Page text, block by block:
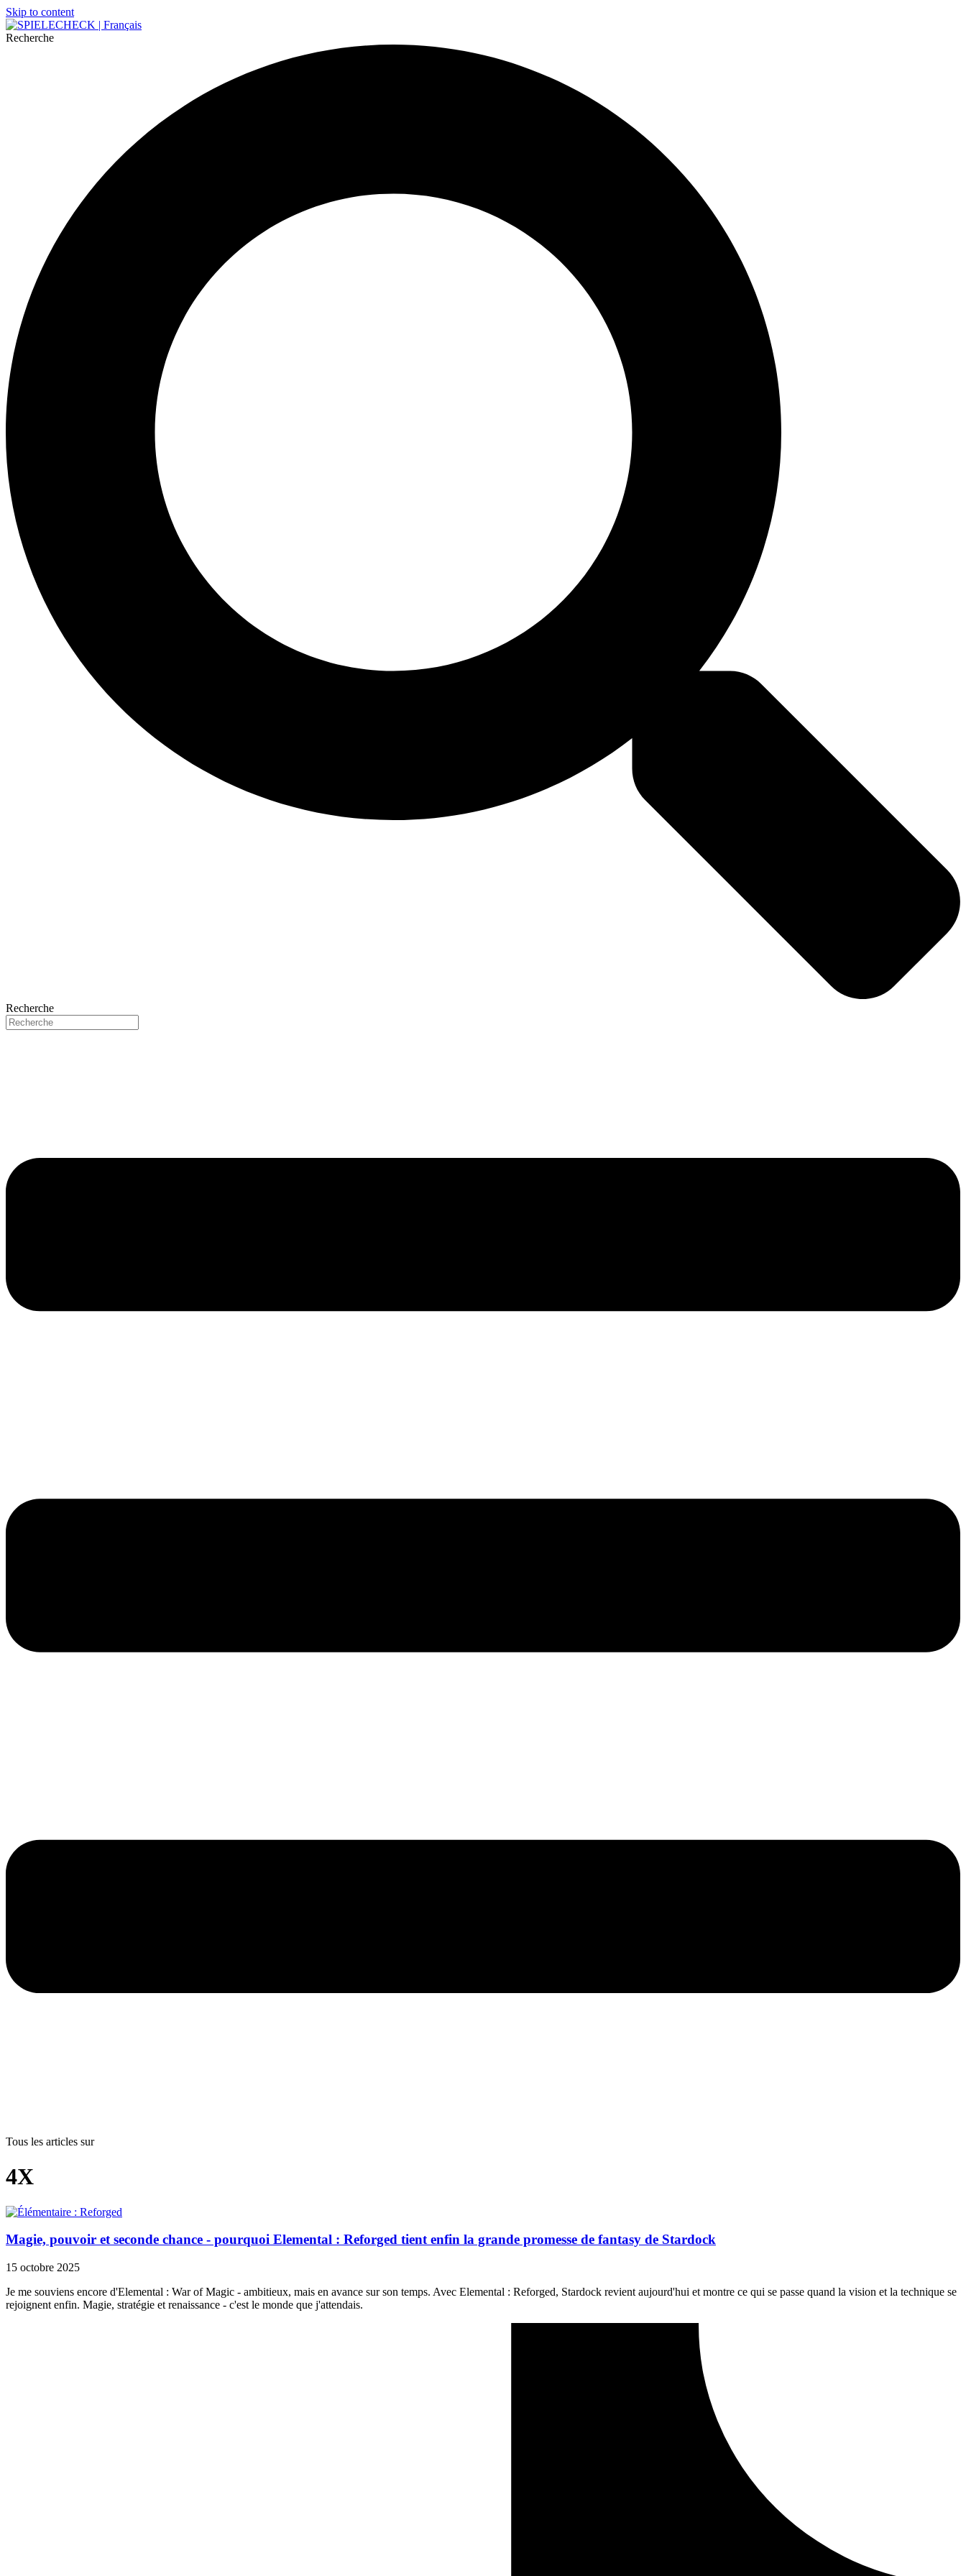
Skip to content
Recherche
Recherche
Tous les articles sur
4X
Magie, pouvoir et seconde chance - pourquoi Elemental : Reforged tient enfin la grande promesse de fantasy de Stardock
15 octobre 2025
Je me souviens encore d'Elemental : War of Magic - ambitieux, mais en avance sur son temps. Avec Elemental : Reforged, Stardock revient aujourd'hui et montre ce qui se passe quand la vision et la technique se
rejoignent enfin. Magie, stratégie et renaissance - c'est le monde que j'attendais.